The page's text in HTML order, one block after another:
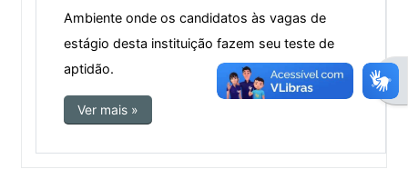
Ambiente onde os candidatos às vagas de
estágio desta instituição fazem seu teste de
aptidão.
Ver mais »